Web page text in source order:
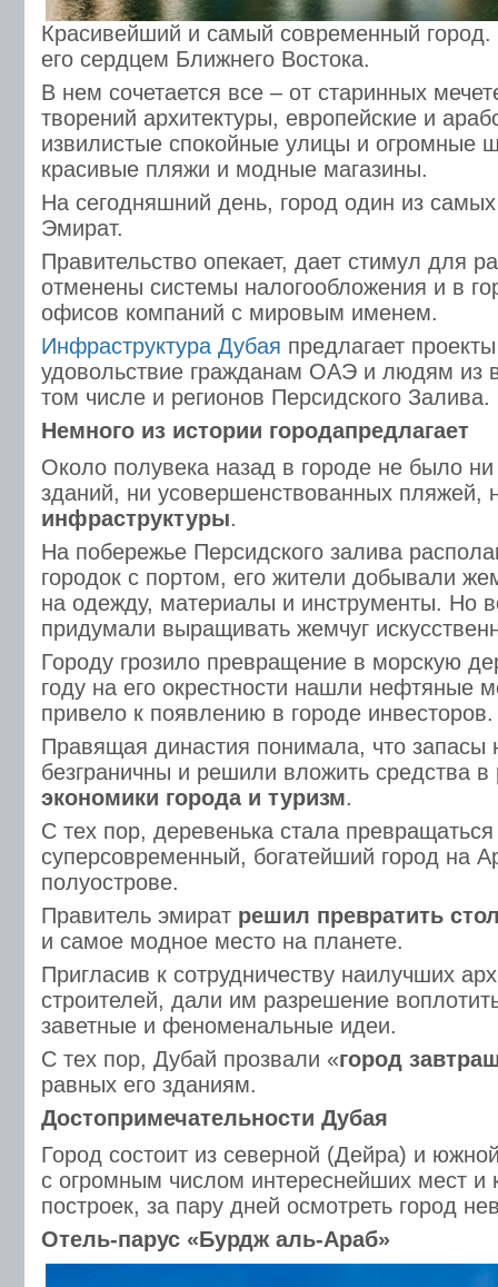
Красивейший и самый современный
его сердцем Ближнего Востока.
В нем сочетается все – от старинных
творений архитектуры, европейские и
извилистые спокойные улицы и огромные
красивые пляжи и модные магазины.
На сегодняшний день, город один из
Эмират.
Правительство опекает, дает стимул для
отменены системы налогообложения и в
офисов компаний с мировым именем.
Инфраструктура Дубая предлагает
удовольствие гражданам ОАЭ и людям из
том числе и регионов Персидского Залива.
Немного из истории городапредлагает
Около полувека назад в городе не было
зданий, ни усовершенствованных пляжей,
инфраструктуры.
На побережье Персидского залива
городок с портом, его жители добывали
на одежду, материалы и инструменты. Но
придумали выращивать жемчуг
Городу грозило превращение в морскую
году на его окрестности нашли нефтяные
привело к появлению в городе инвесторов.
Правящая династия понимала, что запасы
безграничны и решили вложить средства в
экономики города и туризм.
С тех пор, деревенька стала
суперсовременный, богатейший город на
полуострове.
Правитель эмират решил превратить
и самое модное место на планете.
Пригласив к сотрудничеству наилучших
строителей, дали им разрешение
заветные и феноменальные идеи.
С тех пор, Дубай прозвали «город
равных его зданиям.
Достопримечательности Дубая
Город состоит из северной (Дейра) и
с огромным числом интереснейших мест и
построек, за пару дней осмотреть город
Отель-парус «Бурдж аль-Араб»